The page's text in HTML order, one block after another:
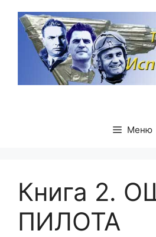
содержимому
Меню
Книга 2.
ПИЛОТА